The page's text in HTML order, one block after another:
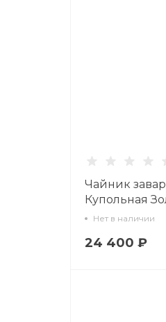
Чайник
Купольная
лента 1400 мл
Нет в наличии
24 400 ₽